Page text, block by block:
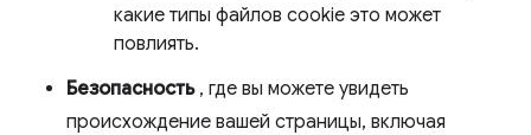
какие типы файлов cookie это может
повлиять.
Безопасность, где вы можете увидеть
происхождение вашей страницы, включая